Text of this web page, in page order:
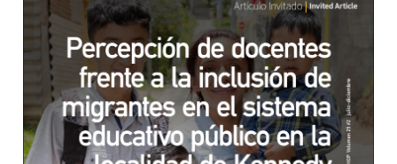
Barra lateral del artículo